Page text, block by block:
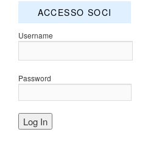
ACCESSO SOCI
Username
Password